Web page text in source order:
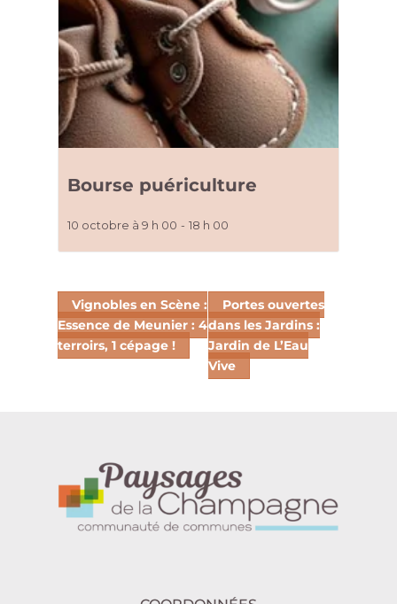
Bourse puériculture
10 octobre à 9 h 00 - 18 h 00
Vignobles en Scène :
Essence de Meunier : 4
terroirs, 1 cépage !
Portes ouvertes
dans les Jardins :
Jardin de L’Eau
Vive